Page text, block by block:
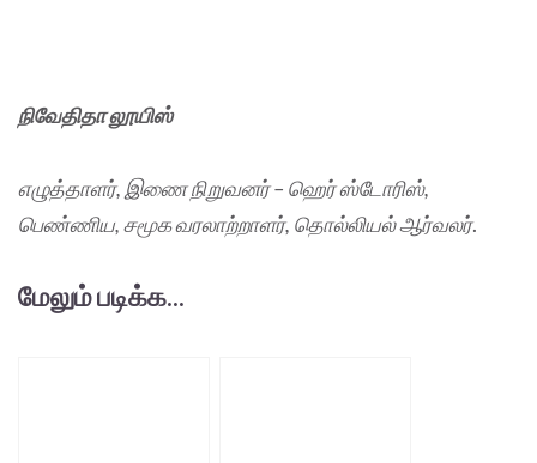
நிவேதிதா லூயிஸ்
எழுத்தாளர், இணை நிறுவனர் – ஹெர் ஸ்டோரிஸ்,
பெண்ணிய, சமூக வரலாற்றாளர், தொல்லியல் ஆர்வலர்.
மேலும் படிக்க...